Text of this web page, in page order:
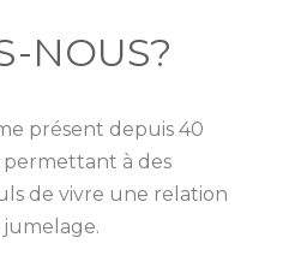
NOUS?
présent depuis 40
permettant à des
de vivre une relation
jumelage.